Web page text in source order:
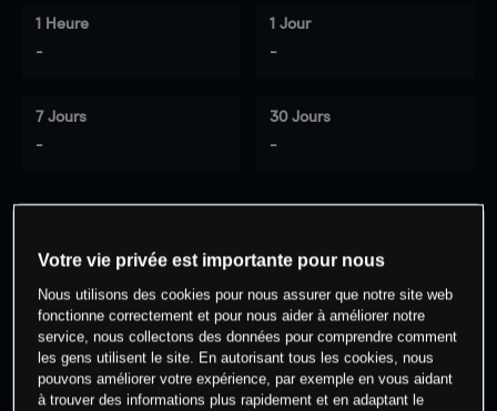
1 Heure
-
1 Jour
-
7 Jours
-
30 Jours
-
cet actif
Commencez à trader
Votre vie privée est importante pour nous
Nous utilisons des cookies pour nous assurer que notre site web
fonctionne correctement et pour nous aider à améliorer notre
service, nous collectons des données pour comprendre comment
les gens utilisent le site. En autorisant tous les cookies, nous
pouvons améliorer votre expérience, par exemple en vous aidant
à trouver des informations plus rapidement et en adaptant le